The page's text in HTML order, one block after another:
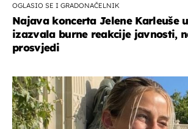
OGLASIO SE I GRADONAČELNIK
Najava koncerta Jelene Karleuše
izazvala burne reakcije javnosti,
prosvjedi